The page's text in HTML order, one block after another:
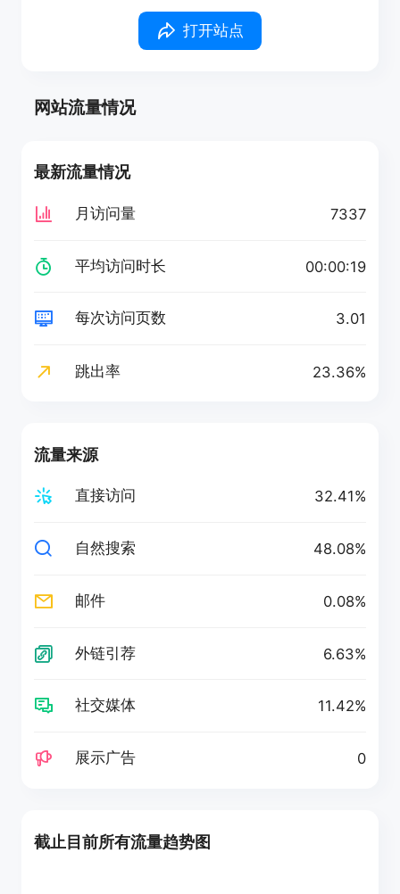
打开站点
网站流量情况
最新流量情况
月访问量 7337
平均访问时长 00:00:19
每次访问页数 3.01
跳出率 23.36%
流量来源
直接访问 32.41%
自然搜索 48.08%
邮件 0.08%
外链引荐 6.63%
社交媒体 11.42%
展示广告 0
截止目前所有流量趋势图